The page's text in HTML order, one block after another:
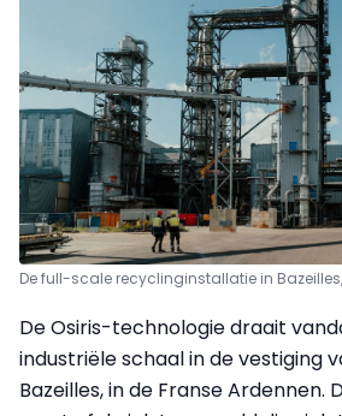
De full-scale recyclinginstallatie in
De Osiris-technologie draait
industriële schaal in de vestiging
Bazeilles, in de Franse Ardennen.